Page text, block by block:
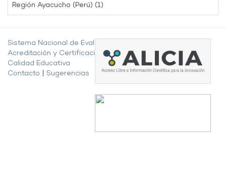
Región Ayacucho (Perú) (1)
Sistema Nacional de Evaluación,
Acreditación y Certificación de la
Calidad Educativa
Contacto
Sugerencias